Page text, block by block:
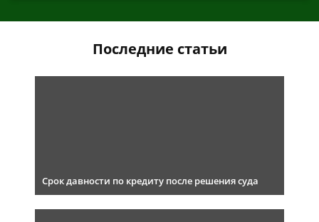
Последние статьи
Срок давности по кредиту после решения суда